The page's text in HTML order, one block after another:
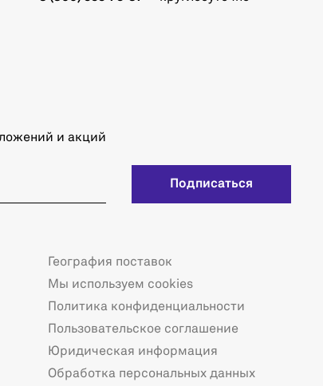
и акций
Подписаться
География поставок
Мы используем cookies
Политика конфиденциальности
Пользовательское соглашение
Юридическая информация
Обработка персональных данных